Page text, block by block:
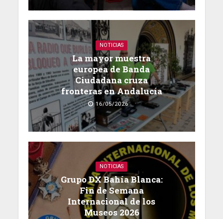
NOTICIAS
La mayor muestra
europea de Banda
Ciudadana cruza
fronteras en Andalucía
16/05/2026
NOTICIAS
Grupo DX Bahía Blanca:
Fin de Semana
Internacional de los
Museos 2026